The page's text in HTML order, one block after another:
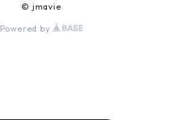
© jmavie
Powered by